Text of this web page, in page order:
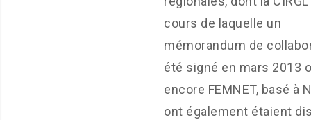
cours de laquelle un
mémorandum de
été signé en mars 2013
encore FEMNET, basé à
ont également étaient